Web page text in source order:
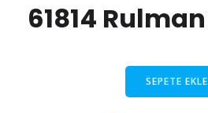
61814 Rulman
SEPETE EKLE